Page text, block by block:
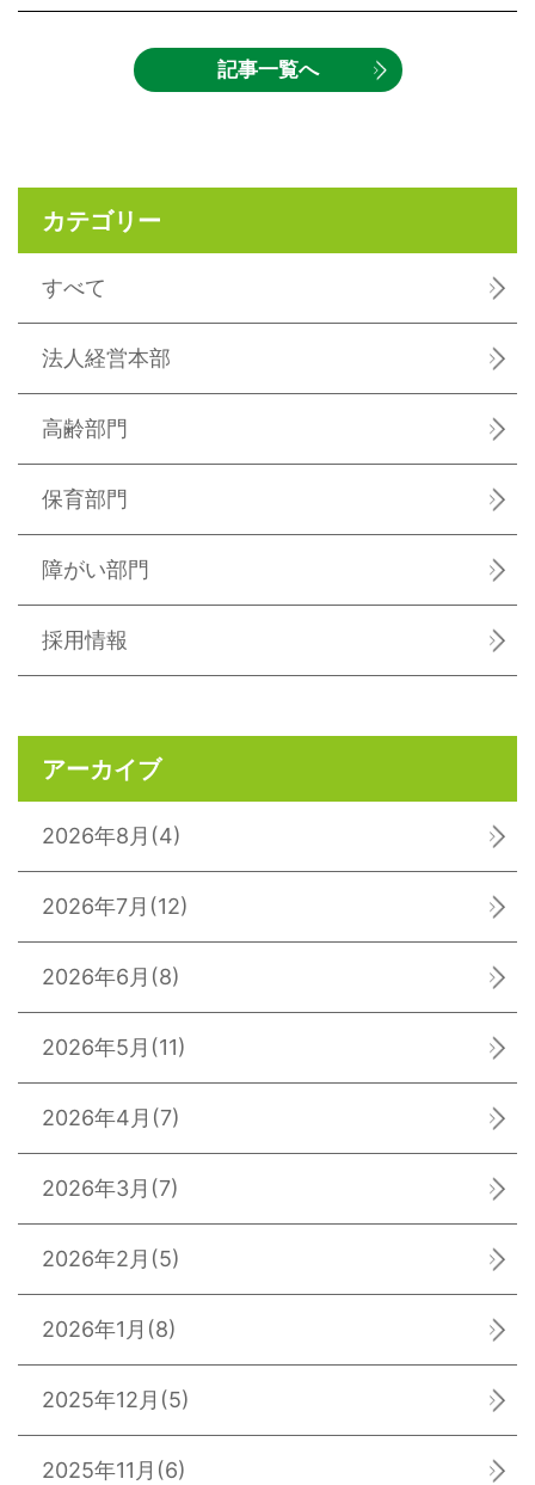
記事一覧へ
カテゴリー
すべて
法人経営本部
高齢部門
保育部門
障がい部門
採用情報
アーカイブ
2026年8月 (4)
2026年7月 (12)
2026年6月 (8)
2026年5月 (11)
2026年4月 (7)
2026年3月 (7)
2026年2月 (5)
2026年1月 (8)
2025年12月 (5)
2025年11月 (6)